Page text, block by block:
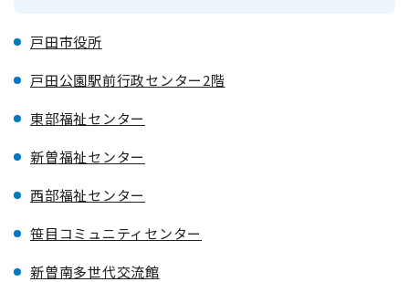
戸田市役所
戸田公園駅前行政センター2階
東部福祉センター
新曽福祉センター
西部福祉センター
笹目コミュニティセンター
新曽南多世代交流館